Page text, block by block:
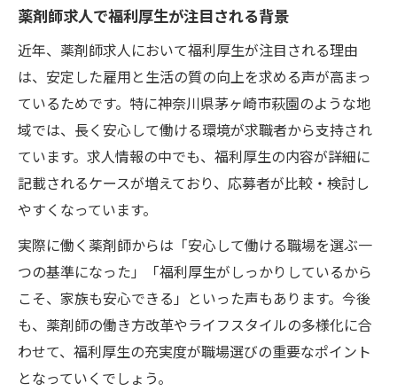
薬剤師求人で福利厚生が注目される背景
近年、薬剤師求人において福利厚生が注目される理由
は、安定した雇用と生活の質の向上を求める声が高まっ
ているためです。特に神奈川県茅ヶ崎市萩園のような地
域では、長く安心して働ける環境が求職者から支持され
ています。求人情報の中でも、福利厚生の内容が詳細に
記載されるケースが増えており、応募者が比較・検討し
やすくなっています。
実際に働く薬剤師からは「安心して働ける職場を選ぶ一
つの基準になった」「福利厚生がしっかりしているから
こそ、家族も安心できる」といった声もあります。今後
も、薬剤師の働き方改革やライフスタイルの多様化に合
わせて、福利厚生の充実度が職場選びの重要なポイント
となっていくでしょう。